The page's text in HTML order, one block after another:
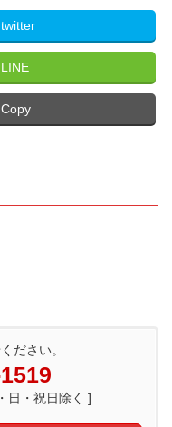
twitter
LINE
Copy
ださい。
日・祝日除く ]